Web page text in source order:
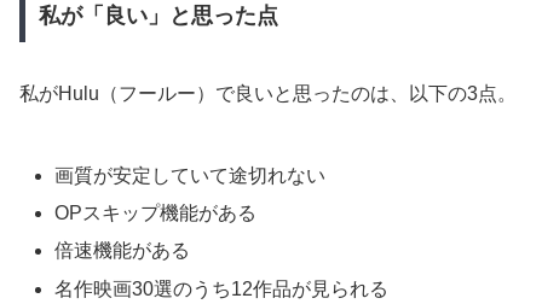
私が「良い」と思った点
私がHulu（フールー）で良いと思ったのは、以下の3点。
画質が安定していて途切れない
OPスキップ機能がある
倍速機能がある
名作映画30選のうち12作品が見られる